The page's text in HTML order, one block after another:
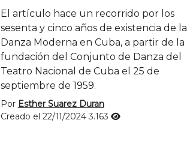
El artículo hace un recorrido por los
sesenta y cinco años de existencia de la
Danza Moderna en Cuba, a partir de la
fundación del Conjunto de Danza del
Teatro Nacional de Cuba el 25 de
septiembre de 1959.
Por Esther Suarez Duran
Creado el 22/11/20243.163